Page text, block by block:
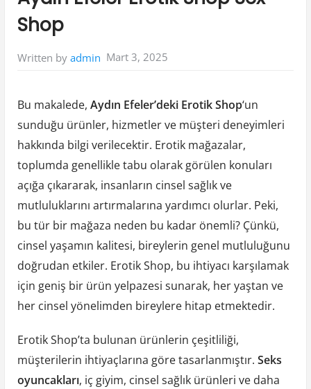
Shop
Written by admin Mart 3, 2025
Bu makalede, Aydın Efeler’deki Erotik Shop‘un
sunduğu ürünler, hizmetler ve müşteri deneyimleri
hakkında bilgi verilecektir. Erotik mağazalar,
toplumda genellikle tabu olarak görülen konuları
açığa çıkararak, insanların cinsel sağlık ve
mutluluklarını artırmalarına yardımcı olurlar. Peki,
bu tür bir mağaza neden bu kadar önemli? Çünkü,
cinsel yaşamın kalitesi, bireylerin genel mutluluğunu
doğrudan etkiler. Erotik Shop, bu ihtiyacı karşılamak
için geniş bir ürün yelpazesi sunarak, her yaştan ve
her cinsel yönelimden bireylere hitap etmektedir.
Erotik Shop’ta bulunan ürünlerin çeşitliliği,
müşterilerin ihtiyaçlarına göre tasarlanmıştır. Seks
oyuncakları, iç giyim, cinsel sağlık ürünleri ve daha